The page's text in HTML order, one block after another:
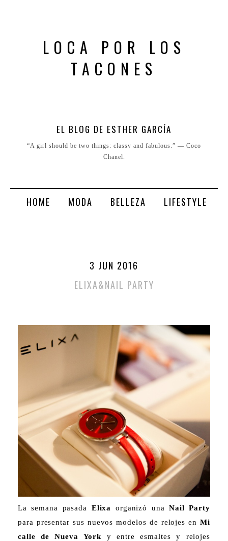
LOCA POR LOS
TACONES
EL BLOG DE ESTHER GARCÍA
“A girl should be two things: classy and fabulous.” ― Coco
Chanel.
HOME MODA BELLEZA LIFESTYLE
3 JUN 2016
ELIXA&NAIL PARTY
La semana pasada Elixa organizó una Nail Party
para presentar sus nuevos modelos de relojes enMi
calle de Nueva York y entre esmaltes y relojes